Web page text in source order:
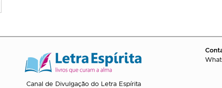
Canal de Divulgação do Letra Espírita